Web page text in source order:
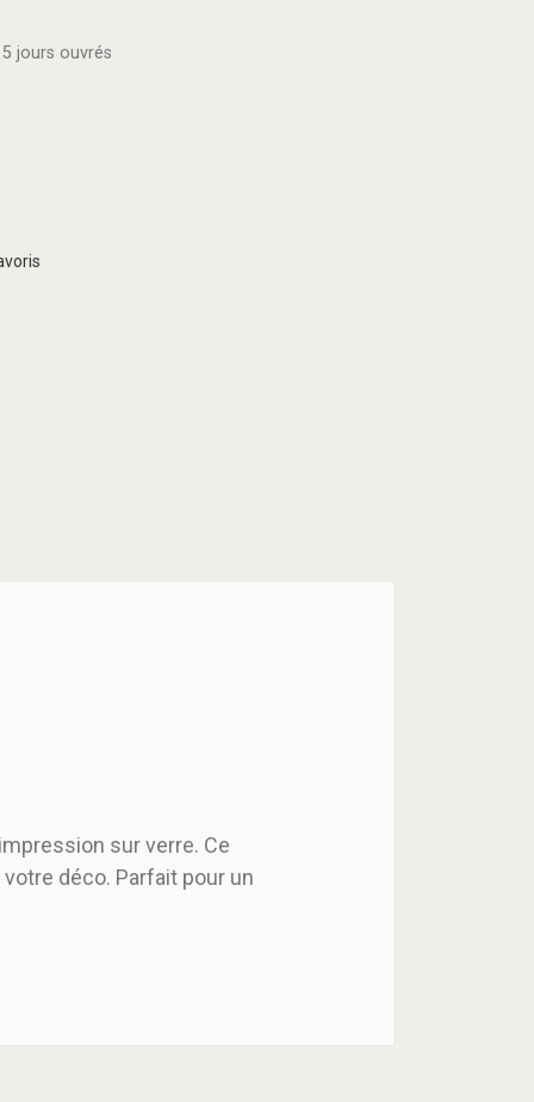
jours ouvrés
sur verre. Ce
déco. Parfait pour un